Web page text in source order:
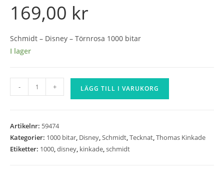
169,00 kr
Schmidt – Disney – Törnrosa 1000 bitar
I lager
Schmidt
-
Törnrosa
1000
- + LÄGG TILL I VARUKORG
Artikelnr: 59474
Kategorier: 1000 bitar, Disney,Schmidt,Tecknat,Thomas Kinkade
Etiketter: 1000,disney, kinkade,schmidt